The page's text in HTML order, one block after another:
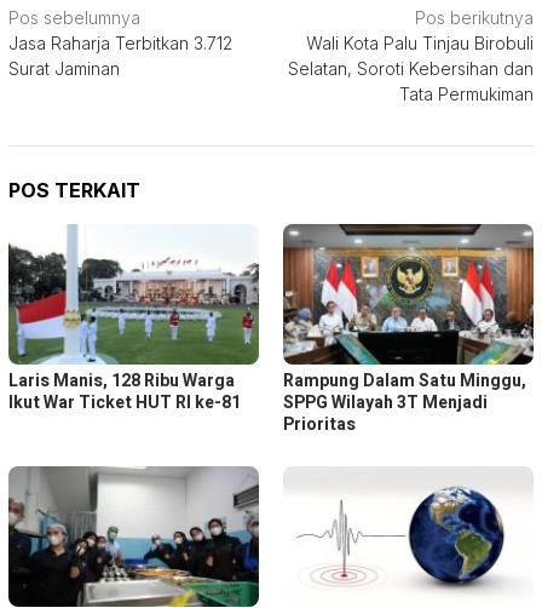
Navigasi
pos
Pos sebelumnya
Jasa Raharja Terbitkan 3.712
Surat Jaminan
Pos berikutnya
Wali Kota Palu Tinjau Birobuli
Selatan, Soroti Kebersihan dan
Tata Permukiman
POS TERKAIT
Laris Manis, 128 Ribu Warga
Ikut War Ticket HUT RI ke-81
Rampung Dalam Satu Minggu,
SPPG Wilayah 3T Menjadi
Prioritas